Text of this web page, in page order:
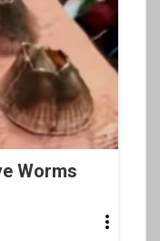
Worms